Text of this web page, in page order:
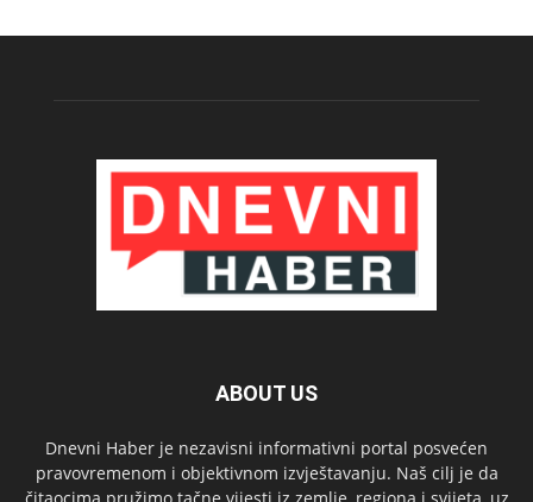
ABOUT US
Dnevni Haber je nezavisni informativni portal posvećen
pravovremenom i objektivnom izvještavanju. Naš cilj je da
čitaocima pružimo tačne vijesti iz zemlje, regiona i svijeta, uz